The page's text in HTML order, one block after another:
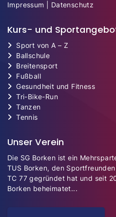
Impressum
Datenschutz
Kurs- und
Sport von A – Z
Ballschule
Breitensport
Fußball
Gesundheit und Fitness
Tri-Bike-Run
Tanzen
Tennis
Unser Verein
Die SG Borken ist ein
TUS Borken, den
TC 77 gegründet hat und seit
Borken beheimatet...